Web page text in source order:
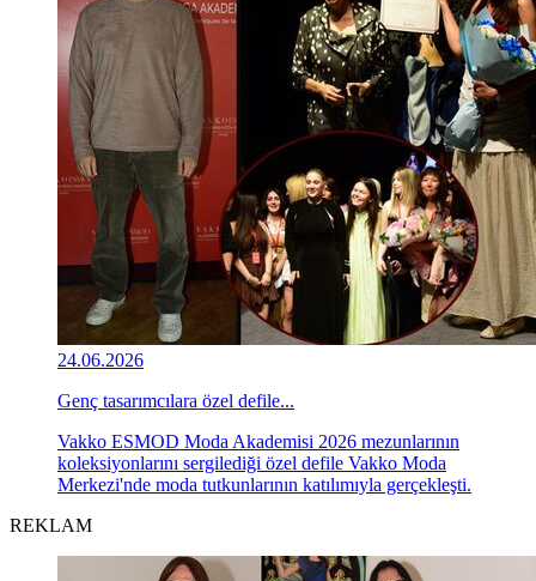
24.06.2026
Genç tasarımcılara özel defile...
Vakko ESMOD Moda Akademisi 2026 mezunlarının
koleksiyonlarını sergilediği özel defile Vakko Moda
Merkezi'nde moda tutkunlarının katılımıyla gerçekleşti.
REKLAM